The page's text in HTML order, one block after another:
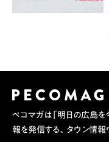
ペコマガは「明日の広島を
報を発信する、タウン情報